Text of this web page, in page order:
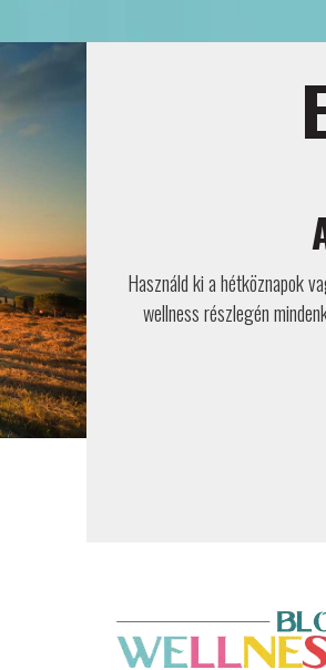
Használd ki a hétköznapok
wellness részlegén